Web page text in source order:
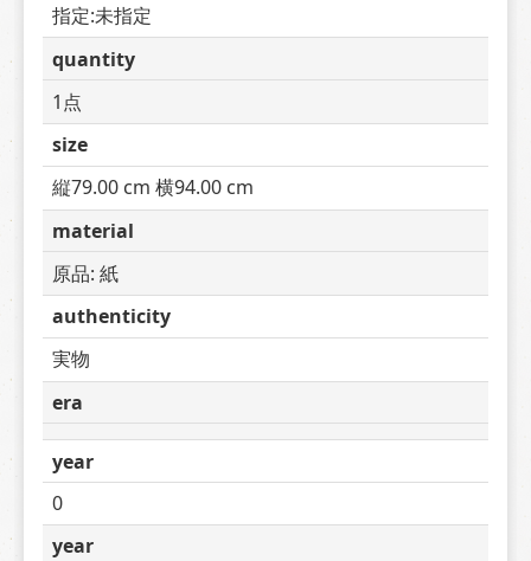
指定:未指定
quantity
1点
size
縦79.00 cm 横94.00 cm
material
原品: 紙
authenticity
実物
era
year
0
year